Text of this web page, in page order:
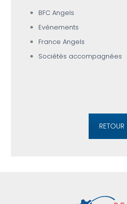
BFC Angels
Evénements
France Angels
Sociétés accompagnées
RETOUR